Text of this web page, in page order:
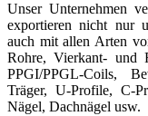
Unser Unternehmen
exportieren nicht nur
auch mit allen Arten
Rohre, Vierkant- und
PPGI/PPGL-Coils,
Träger, U-Profile, C-
Nägel, Dachnägel usw.